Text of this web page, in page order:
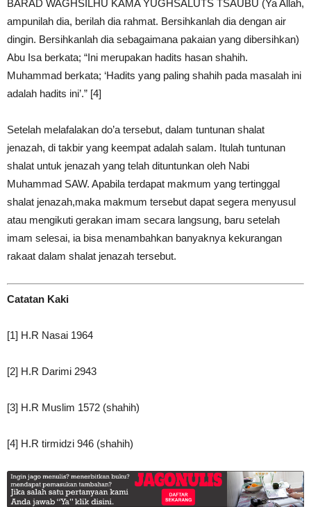
BARAD WAGHSILHU KAMA YUGHSALUTS TSAUBU (Ya Allah,
ampunilah dia, berilah dia rahmat. Bersihkanlah dia dengan air
dingin. Bersihkanlah dia sebagaimana pakaian yang dibersihkan)
Abu Isa berkata; “Ini merupakan hadits hasan shahih.
Muhammad berkata; ‘Hadits yang paling shahih pada masalah ini
adalah hadits ini’.” [4]
Setelah melafalakan do’a tersebut, dalam tuntunan shalat
jenazah, di takbir yang keempat adalah salam. Itulah tuntunan
shalat untuk jenazah yang telah dituntunkan oleh Nabi
Muhammad SAW. Apabila terdapat makmum yang tertinggal
shalat jenazah,maka makmum tersebut dapat segera menyusul
atau mengikuti gerakan imam secara langsung, baru setelah
imam selesai, ia bisa menambahkan banyaknya kekurangan
rakaat dalam shalat jenazah tersebut.
Catatan Kaki
[1] H.R Nasai 1964
[2] H.R Darimi 2943
[3] H.R Muslim 1572 (shahih)
[4] H.R tirmidzi 946 (shahih)